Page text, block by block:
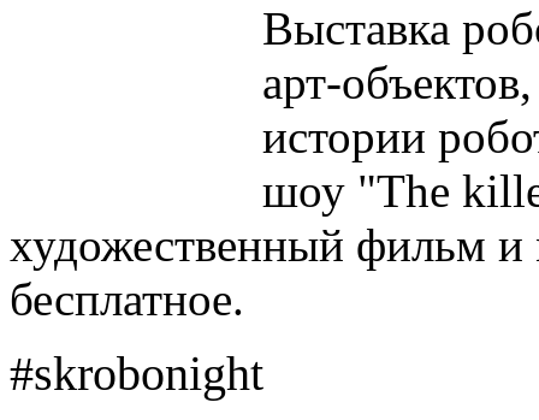
Выставка
арт-
истории
шоу "The
художественный фильм и
бесплатное.
#skrobonight